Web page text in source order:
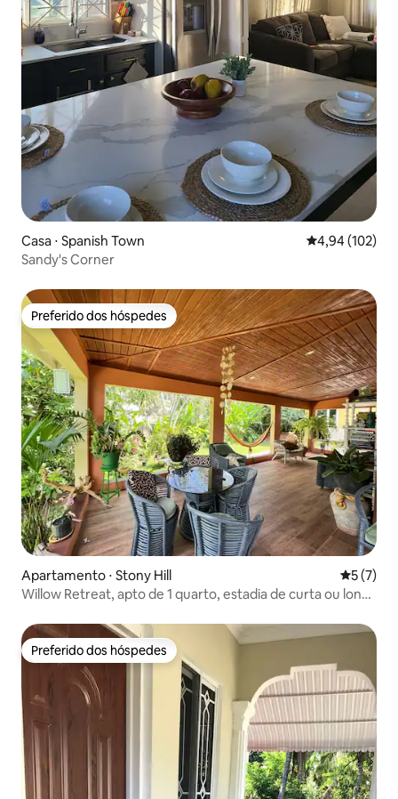
Casa ⋅ Spanish Town 4,94 de uma
4,94 (102)
Sandy's Corner
Preferido dos hóspedes
Preferido dos hóspedes
Apartamento ⋅ Stony Hill 5 de
5 (7)
Willow Retreat, apto de 1 quarto, estadia de curta ou longa
Preferido dos hóspedes
Preferido dos hóspedes